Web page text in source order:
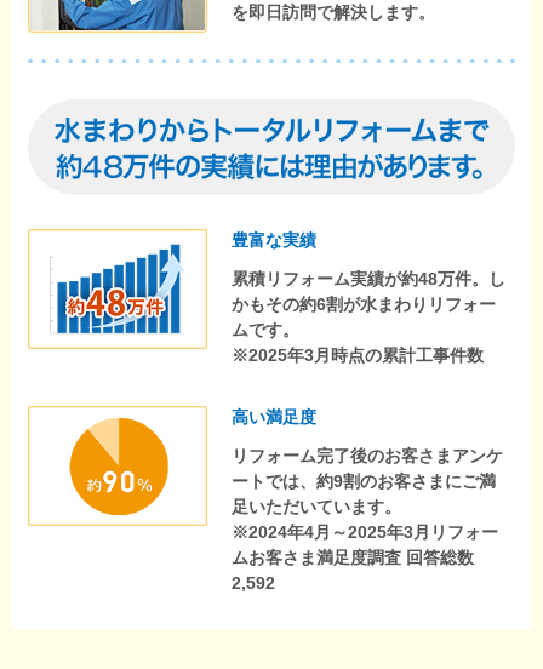
を即日訪問で解決します。
豊富な実績
累積リフォーム実績が約48万件。し
かもその約6割が水まわりリフォー
ムです。
※2025年3月時点の累計工事件数
高い満足度
リフォーム完了後のお客さまアンケ
ートでは、約9割のお客さまにご満
足いただいています。
※2024年4月～2025年3月リフォー
ムお客さま満足度調査 回答総数
2,592